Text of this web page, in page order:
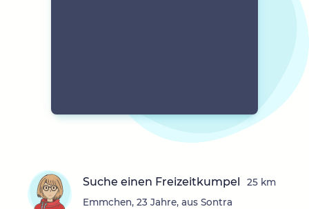
Suche einen Freizeitkumpel
Emmchen, 23 Jahre, aus Sontra
25 km